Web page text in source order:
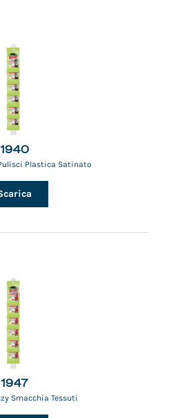
1940
Plastica Satinato
1947
Smacchia Tessuti